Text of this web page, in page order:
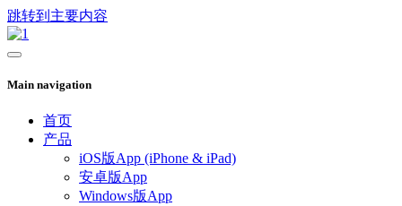
跳转到主要内容
Main navigation
首页
产品
iOS版App (iPhone & iPad)
安卓版App
Windows版App